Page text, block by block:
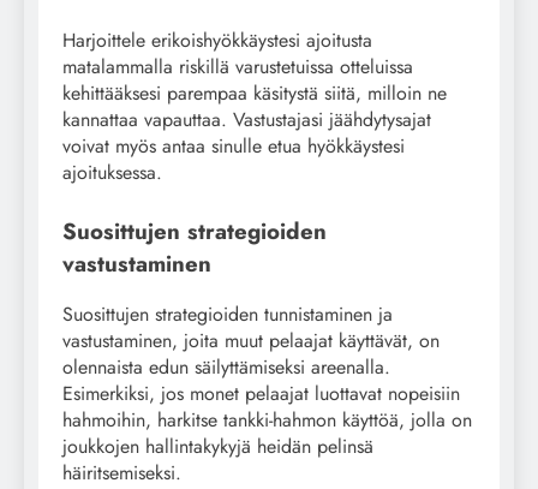
Harjoittele erikoishyökkäystesi ajoitusta
matalammalla riskillä varustetuissa otteluissa
kehittääksesi parempaa käsitystä siitä, milloin ne
kannattaa vapauttaa. Vastustajasi jäähdytysajat
voivat myös antaa sinulle etua hyökkäystesi
ajoituksessa.
Suosittujen strategioiden
vastustaminen
Suosittujen strategioiden tunnistaminen ja
vastustaminen, joita muut pelaajat käyttävät, on
olennaista edun säilyttämiseksi areenalla.
Esimerkiksi, jos monet pelaajat luottavat nopeisiin
hahmoihin, harkitse tankki-hahmon käyttöä, jolla on
joukkojen hallintakykyjä heidän pelinsä
häiritsemiseksi.